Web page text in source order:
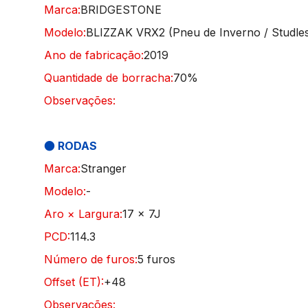
Marca:BRIDGESTONE
Modelo:BLIZZAK VRX2 (Pneu de Inverno /
Ano de fabricação:2019
Quantidade de borracha:70%
Observações:
● RODAS
Marca:Stranger
Modelo:-
Aro × Largura:17 × 7J
PCD:114.3
Número de furos:5 furos
Offset (ET):+48
Observações: